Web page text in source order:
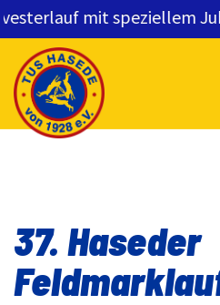
mit speziellem
content
37. Haseder